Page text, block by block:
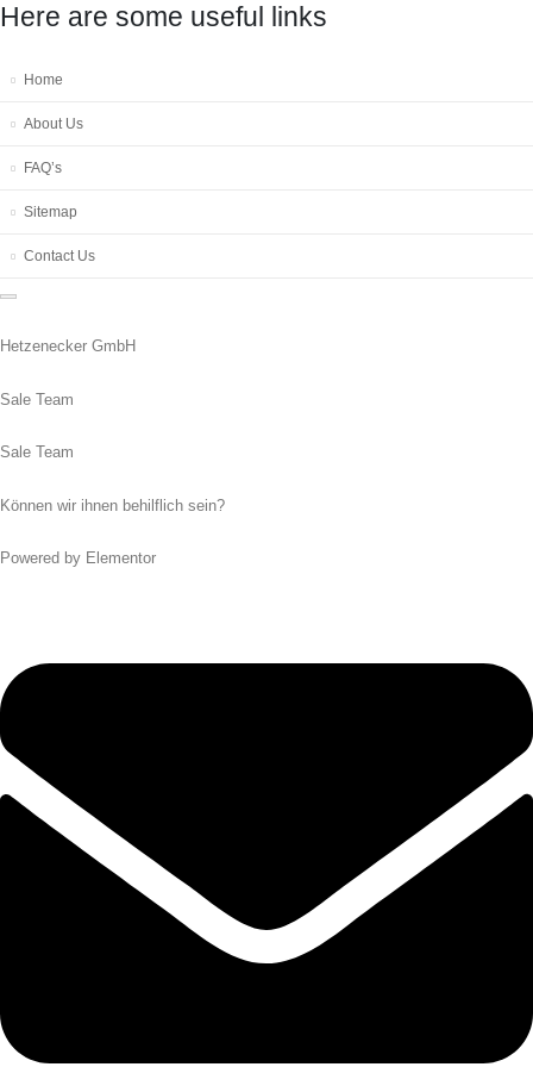
Here are some useful links
Home
About Us
FAQ’s
Sitemap
Contact Us
Hetzenecker GmbH
Sale Team
Sale Team
Können wir ihnen behilflich sein?
Powered by Elementor